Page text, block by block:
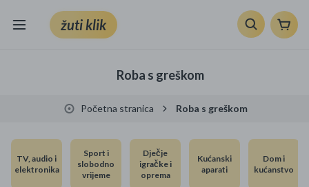
žuti klik
TV, audio i foto
Roba s greškom
Početna stranica Roba s greškom
TV, audio i
elektronika
Sport i
slobodno
vrijeme
Dječje
igračke i
oprema
Kućanski
aparati
Dom i
kućanstvo